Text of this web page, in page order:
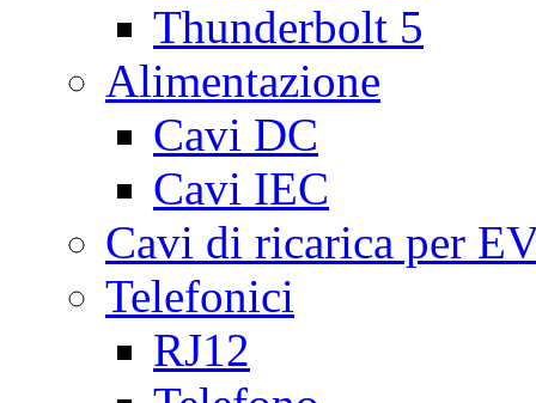
Thunderbolt 5
Alimentazione
Cavi DC
Cavi IEC
Cavi di ricarica per
Telefonici
RJ12